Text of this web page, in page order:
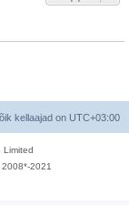
kellaajad on UTC+03:00
Limited
2021